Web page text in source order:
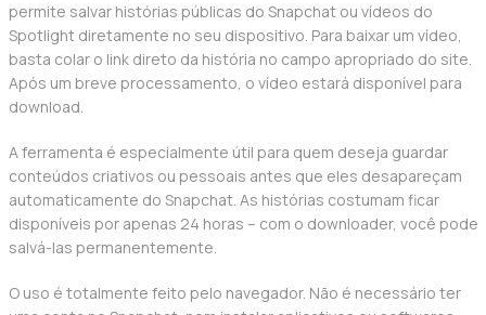
permite salvar histórias públicas do Snapchat ou vídeos do
Spotlight diretamente no seu dispositivo. Para baixar um vídeo,
basta colar o link direto da história no campo apropriado do site.
Após um breve processamento, o vídeo estará disponível para
download.
A ferramenta é especialmente útil para quem deseja guardar
conteúdos criativos ou pessoais antes que eles desapareçam
automaticamente do Snapchat. As histórias costumam ficar
disponíveis por apenas 24 horas – com o downloader, você pode
salvá-las permanentemente.
O uso é totalmente feito pelo navegador. Não é necessário ter